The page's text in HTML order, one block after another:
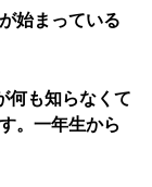
始まっている
何も知らなくて
。一年生から